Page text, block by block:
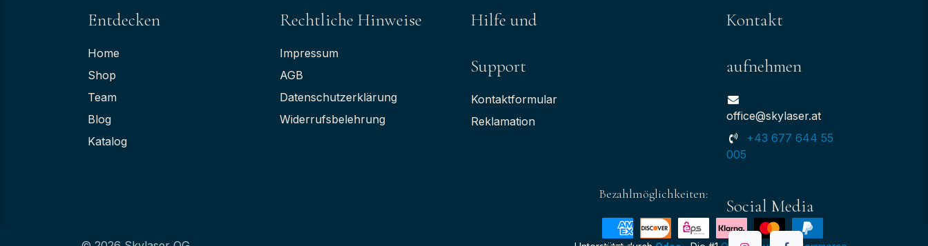
Bezahlmöglichkeiten:
Rechtliche Hinweise
Impressum
AGB
Datenschutzerklärung
Widerrufsbelehrung
Hilfe und
Support
Kontaktformular
Reklamation
Entdecken
Home
Shop
Team
Blog
Katalog
Kontakt
aufnehmen
office@skylaser.at
+43 677 644 55
005
Social Media